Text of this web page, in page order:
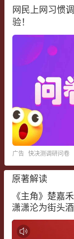
网民上网习惯
验！
广告 快决测调研问卷
原著解读
《主角》楚嘉
潇潇沦为街头